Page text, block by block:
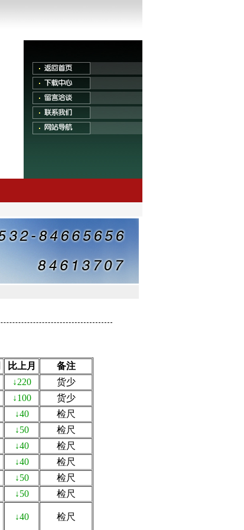
比上月
备注
↓220
货少
↓100
货少
↓40
检尺
↓50
检尺
↓40
检尺
↓40
检尺
↓50
检尺
↓50
检尺
↓40 检尺